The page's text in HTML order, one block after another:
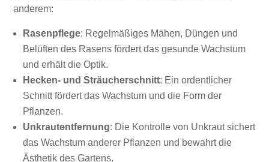
anderem:
Rasenpflege: Regelmäßiges Mähen, Düngen und
Belüften des Rasens fördert das gesunde Wachstum
und erhält die Optik.
Hecken- und Sträucherschnitt: Ein ordentlicher
Schnitt fördert das Wachstum und die Form der
Pflanzen.
Unkrautentfernung: Die Kontrolle von Unkraut sichert
das Wachstum anderer Pflanzen und bewahrt die
Ästhetik des Gartens.